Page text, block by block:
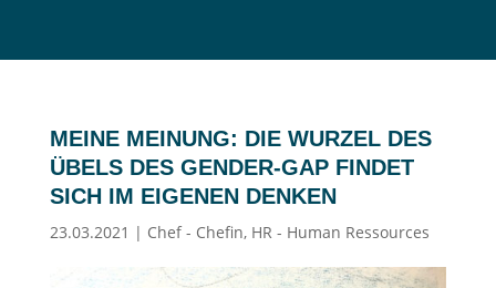
MEINE MEINUNG: DIE WURZEL DES
ÜBELS DES GENDER-GAP FINDET
SICH IM EIGENEN DENKEN
23.03.2021 | Chef - Chefin, HR - Human Ressources